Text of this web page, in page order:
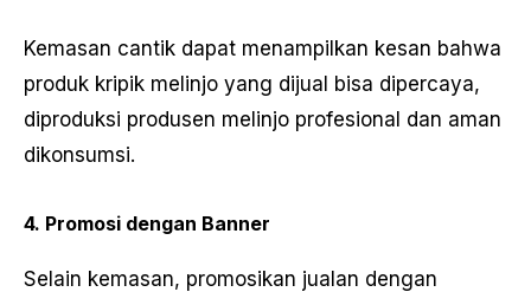
Kemasan cantik dapat menampilkan kesan bahwa
produk kripik melinjo yang dijual bisa dipercaya,
diproduksi produsen melinjo profesional dan aman
dikonsumsi.
4. Promosi dengan Banner
Selain kemasan, promosikan jualan dengan